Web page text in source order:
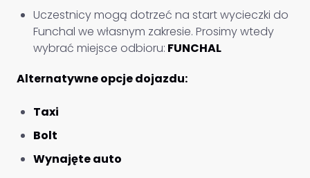
Uczestnicy mogą dotrzeć na start wycieczki do
Funchal we własnym zakresie. Prosimy wtedy
wybrać miejsce odbioru: FUNCHAL
Alternatywne opcje dojazdu:
Taxi
Bolt
Wynajęte auto